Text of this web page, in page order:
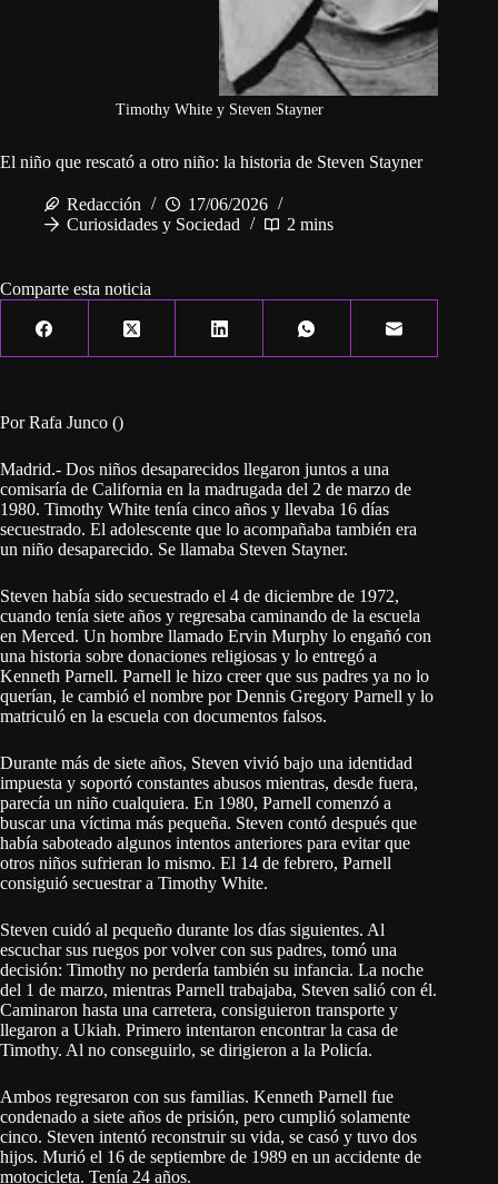
Timothy White y Steven Stayner
El niño que rescató a otro niño: la historia de Steven Stayner
Redacción
17/06/2026
Curiosidades y Sociedad
2 mins
Comparte esta noticia
Por Rafa Junco ()
Madrid.- Dos niños desaparecidos llegaron juntos a una
comisaría de California en la madrugada del 2 de marzo de
1980. Timothy White tenía cinco años y llevaba 16 días
secuestrado. El adolescente que lo acompañaba también era
un niño desaparecido. Se llamaba Steven Stayner.
Steven había sido secuestrado el 4 de diciembre de 1972,
cuando tenía siete años y regresaba caminando de la escuela
en Merced. Un hombre llamado Ervin Murphy lo engañó con
una historia sobre donaciones religiosas y lo entregó a
Kenneth Parnell. Parnell le hizo creer que sus padres ya no lo
querían, le cambió el nombre por Dennis Gregory Parnell y lo
matriculó en la escuela con documentos falsos.
Durante más de siete años, Steven vivió bajo una identidad
impuesta y soportó constantes abusos mientras, desde fuera,
parecía un niño cualquiera. En 1980, Parnell comenzó a
buscar una víctima más pequeña. Steven contó después que
había saboteado algunos intentos anteriores para evitar que
otros niños sufrieran lo mismo. El 14 de febrero, Parnell
consiguió secuestrar a Timothy White.
Steven cuidó al pequeño durante los días siguientes. Al
escuchar sus ruegos por volver con sus padres, tomó una
decisión: Timothy no perdería también su infancia. La noche
del 1 de marzo, mientras Parnell trabajaba, Steven salió con él.
Caminaron hasta una carretera, consiguieron transporte y
llegaron a Ukiah. Primero intentaron encontrar la casa de
Timothy. Al no conseguirlo, se dirigieron a la Policía.
Ambos regresaron con sus familias. Kenneth Parnell fue
condenado a siete años de prisión, pero cumplió solamente
cinco. Steven intentó reconstruir su vida, se casó y tuvo dos
hijos. Murió el 16 de septiembre de 1989 en un accidente de
motocicleta. Tenía 24 años.